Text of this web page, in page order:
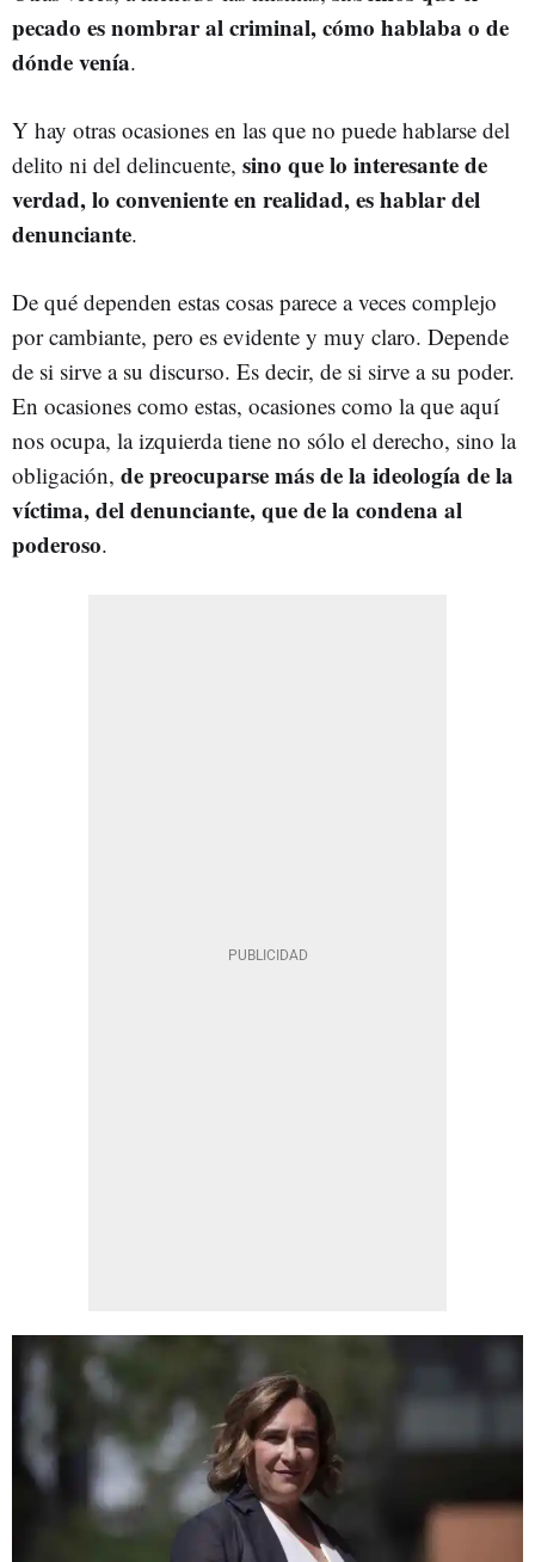
pecado es nombrar al criminal, cómo hablaba o de
dónde venía.
Y hay otras ocasiones en las que no puede hablarse del
delito ni del delincuente, sino que lo interesante de
verdad, lo conveniente en realidad, es hablar del
denunciante.
De qué dependen estas cosas parece a veces complejo
por cambiante, pero es evidente y muy claro. Depende
de si sirve a su discurso. Es decir, de si sirve a su poder.
En ocasiones como estas, ocasiones como la que aquí
nos ocupa, la izquierda tiene no sólo el derecho, sino la
obligación, de preocuparse más de la ideología de la
víctima, del denunciante, que de la condena al
poderoso.